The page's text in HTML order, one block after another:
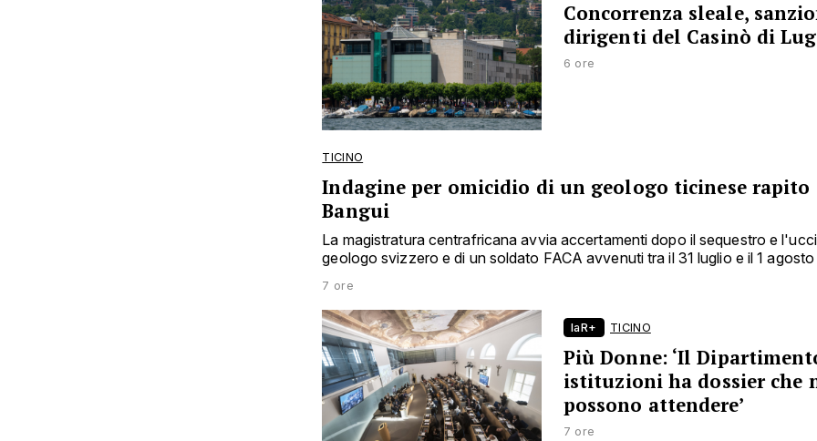
Concorrenza sleale,
dirigenti del Casinò di
6 ore
TICINO
Indagine per omicidio di un geologo ticinese rapito
Bangui
La magistratura centrafricana avvia accertamenti dopo il sequestro e
geologo svizzero e di un soldato FACA avvenuti tra il 31 luglio e il 1 agosto
7 ore
laR+ TICINO
Più Donne: ‘Il
istituzioni ha dossier che
possono attendere’
7 ore